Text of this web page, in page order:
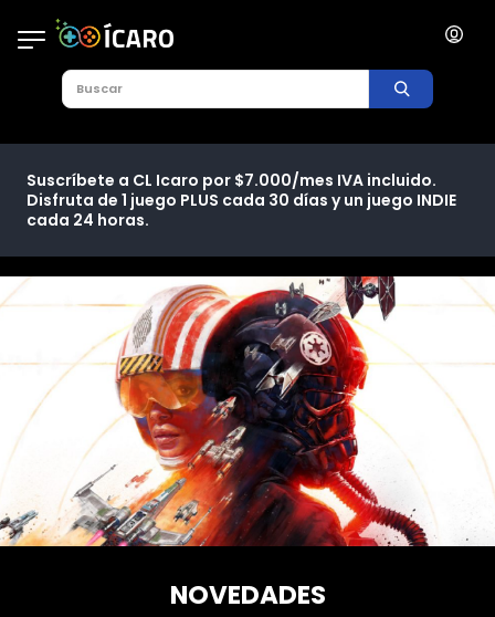
Suscríbete a CL Icaro por $7.000/mes IVA incluido.
Disfruta de 1 juego PLUS cada 30 días y un juego INDIE
cada 24 horas.
NOVEDADES